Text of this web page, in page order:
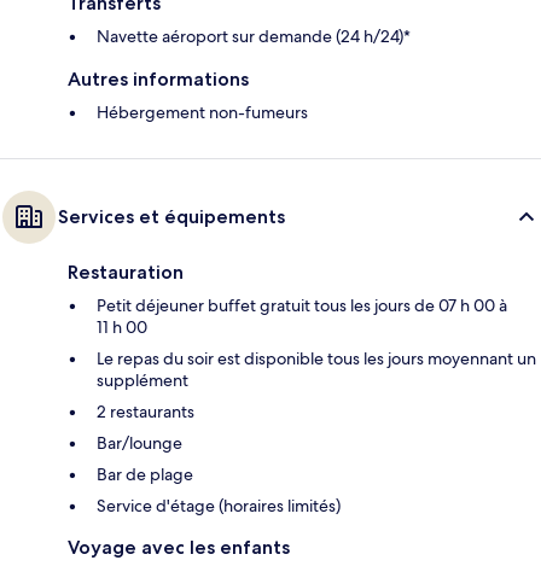
Navette aéroport sur demande (24 h/24)*
Autres informations
Hébergement non-fumeurs
Services et équipements
Restauration
Petit déjeuner buffet gratuit tous les jours de 07 h 00 à
11 h 00
Le repas du soir est disponible tous les jours moyennant un
supplément
2 restaurants
Bar/lounge
Bar de plage
Service d'étage (horaires limités)
Voyage avec les enfants